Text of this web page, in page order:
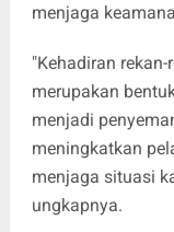
menjaga
"Kehadiran
merupakan
menjadi
meningkatkan
menjaga situasi
ungkapnya.